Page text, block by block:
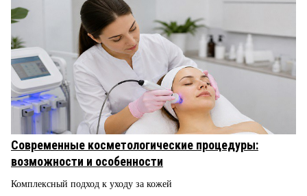
Современные косметологические процедуры:
возможности и особенности
Комплексный подход к уходу за кожей